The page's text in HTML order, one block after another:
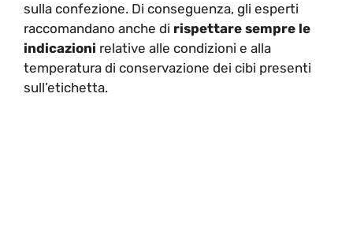
sulla confezione. Di conseguenza, gli esperti
raccomandano anche di rispettare sempre le
indicazioni relative alle condizioni e alla
temperatura di conservazione dei cibi presenti
sull’etichetta.